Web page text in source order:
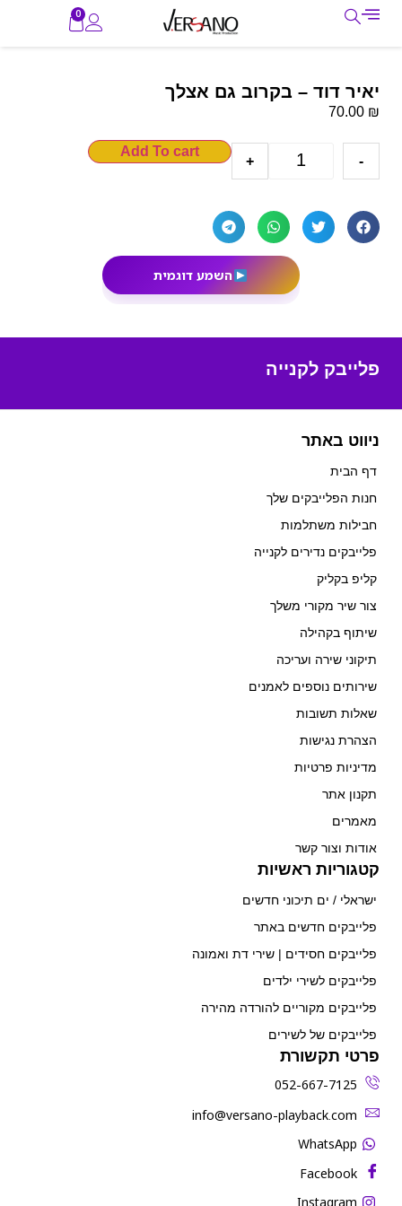
0
יאיר דוד – בקרוב גם אצלך
70.00 ₪
-
+
Add To cart
השמע דוגמית
פלייבק לקנייה
ניווט באתר
דף הבית
חנות הפלייבקים שלך
חבילות משתלמות
פלייבקים נדירים לקנייה
קליפ בקליק
צור שיר מקורי משלך
שיתוף בקהילה
תיקוני שירה ועריכה
שירותים נוספים לאמנים
שאלות תשובות
הצהרת נגישות
מדיניות פרטיות
תקנון אתר
מאמרים
אודות וצור קשר
קטגוריות ראשיות
ישראלי / ים תיכוני חדשים
פלייבקים חדשים באתר
פלייבקים חסידים | שירי דת ואמונה
פלייבקים לשירי ילדים
פלייבקים מקוריים להורדה מהירה
פלייבקים של לשירים
פרטי תקשורת
052-667-7125
‫info@versano-playback.com‬
WhatsApp
Facebook
Instagram